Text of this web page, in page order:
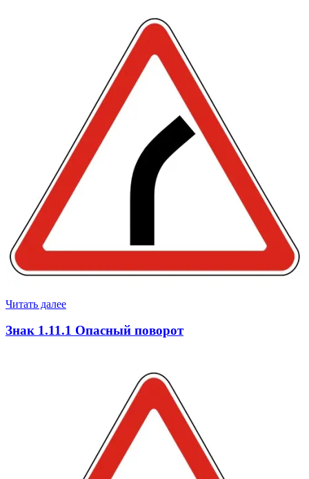
Читать далее
Знак 1.11.1 Опасный поворот